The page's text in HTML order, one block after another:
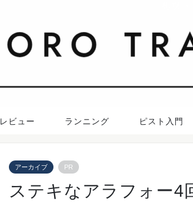
レビュー ランニング ピスト入門
アーカイブ PR
ステキなアラフォー4